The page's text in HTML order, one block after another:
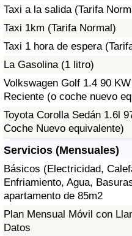
Taxi a la salida (Tarifa
Taxi 1km (Tarifa Normal)
Taxi 1 hora de espera
La Gasolina (1 litro)
Volkswagen Golf 1.4 90
Reciente (o coche nuevo
Toyota Corolla Sedán 1.6l
Coche Nuevo equivalente)
Servicios (Mensuales)
Básicos (Electricidad,
Enfriamiento, Agua,
apartamento de 85m2
Plan Mensual Móvil con
Datos